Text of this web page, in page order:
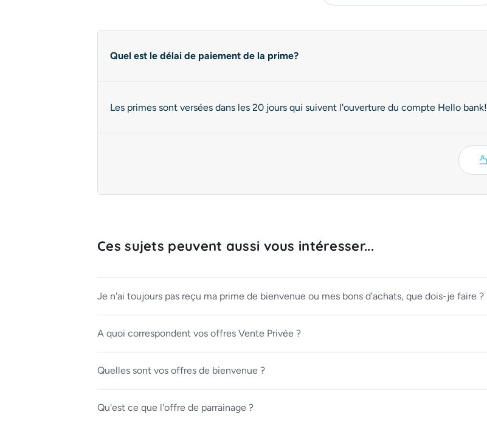
Quel est le délai de paiement de la prime?
Les primes sont versées dans les 20 jours qui suivent l'ouverture du compte Hello bank!
Ces sujets peuvent aussi vous intéresser...
Je n'ai toujours pas reçu ma prime de bienvenue ou mes bons d'achats, que dois-je faire ?
A quoi correspondent vos offres Vente Privée ?
Quelles sont vos offres de bienvenue ?
Qu'est ce que l'offre de parrainage ?